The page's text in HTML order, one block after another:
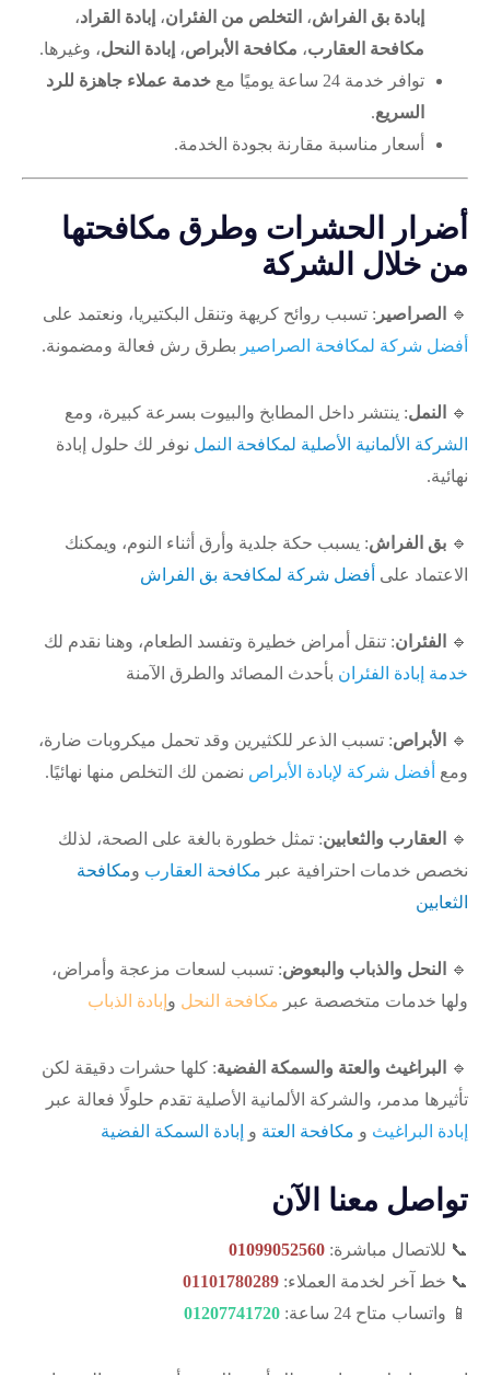
إبادة بق الفراش، التخلص من الفئران، إبادة القراد،
مكافحة العقارب، مكافحة الأبراص، إبادة النحل، وغيرها.
توافر خدمة 24 ساعة يوميًا مع
خدمة عملاء جاهزة للرد
السريع.
أسعار مناسبة مقارنة بجودة الخدمة.
أضرار الحشرات وطرق مكافحتها
من خلال الشركة
🔹 الصراصير : تسبب روائح كريهة وتنقل البكتيريا، ونعتمد على
أفضل شركة لمكافحة الصراصير بطرق رش فعالة ومضمونة.
🔹 النمل: ينتشر داخل المطابخ والبيوت بسرعة كبيرة، ومع
الشركة الألمانية الأصلية لمكافحة النمل نوفر لك حلول إبادة
نهائية.
🔹 بق الفراش: يسبب حكة جلدية وأرق أثناء النوم، ويمكنك
الاعتماد على أفضل شركة لمكافحة بق الفراش
🔹 الفئران: تنقل أمراض خطيرة وتفسد الطعام، وهنا نقدم لك
خدمة إبادة الفئران بأحدث المصائد والطرق الآمنة
🔹 الأبراص: تسبب الذعر للكثيرين وقد تحمل ميكروبات ضارة،
ومع أفضل شركة لإبادة الأبراص نضمن لك التخلص منها نهائيًا.
🔹 العقارب والثعابين: تمثل خطورة بالغة على الصحة، لذلك
نخصص خدمات احترافية عبر مكافحة العقارب ومكافحة
الثعابين
🔹 النحل والذباب والبعوض: تسبب لسعات مزعجة وأمراض،
ولها خدمات متخصصة عبر مكافحة النحل و إبادة الذباب
🔹 البراغيث والعتة والسمكة الفضية: كلها حشرات دقيقة لكن
تأثيرها مدمر، والشركة الألمانية الأصلية تقدم حلولًا فعالة عبر
إبادة البراغيث و مكافحة العتة و إبادة السمكة الفضية
تواصل معنا الآن
📞 للاتصال مباشرة: 01099052560
📞 خط آخر لخدمة العملاء: 01101780289
📱 واتساب متاح 24 ساعة:
01207741720